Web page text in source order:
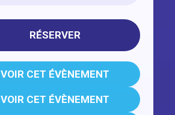
RÉSERVER
VOIR CET ÉVÈNEMENT
VOIR CET ÉVÈNEMENT